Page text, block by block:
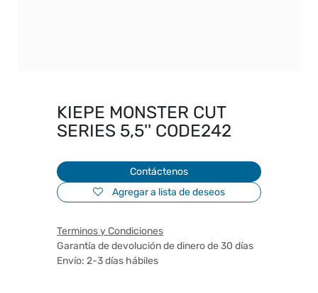
KIEPE MONSTER CUT
SERIES 5,5'' CODE242
Contáctenos
Agregar a lista de deseos
Terminos y Condiciones
Garantía de devolución de dinero de 30 días
Envío: 2-3 días hábiles